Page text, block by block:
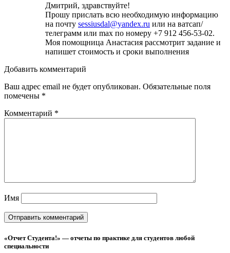
Дмитрий, здравствуйте!
Прошу прислать всю необходимую информацию
на почту sessiusdal@yandex.ru или на ватсап/
телеграмм или max по номеру +7 912 456-53-02.
Моя помощница Анастасия рассмотрит задание и
напишет стоимость и сроки выполнения
Добавить комментарий
Ваш адрес email не будет опубликован. Обязательные поля
помечены *
Комментарий *
Имя
«Отчет Студента!» — отчеты по практике для студентов любой
специальности